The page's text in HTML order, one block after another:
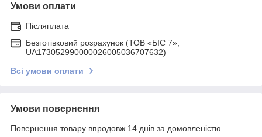
Умови оплати
Післяплата
Безготівковий розрахунок (ТОВ «БІС 7»,
UA173052990000026005036707632)
Всі умови оплати
Умови повернення
Повернення товару впродовж 14 днів за домовленістю